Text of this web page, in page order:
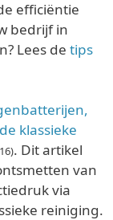
efficiëntie
bedrijf in
Lees de tips
klassieke
. Dit artikel
van
via
reiniging.